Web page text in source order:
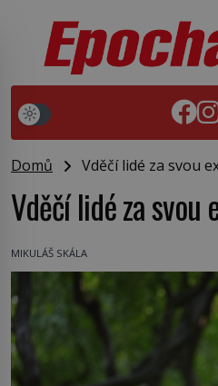
Domů Vděčí lidé za svou
Vděčí lidé za
MIKULÁŠ SKÁLA